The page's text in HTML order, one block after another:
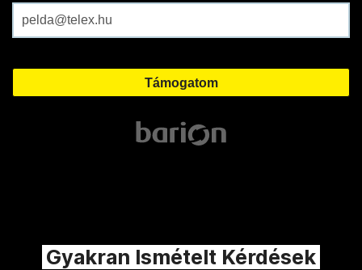
Gyakran Ismételt Kérdések